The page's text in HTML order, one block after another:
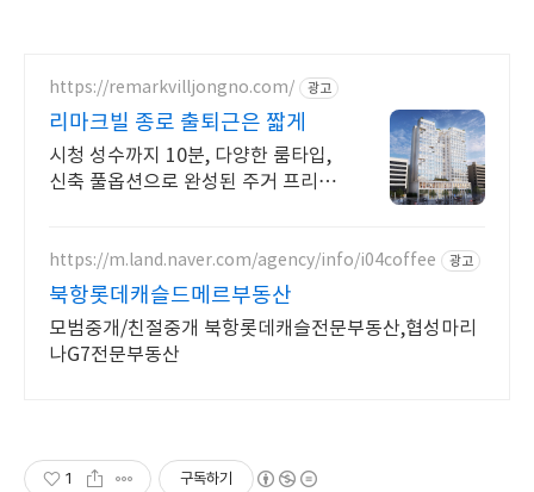
https://remarkvilljongno.com/ 광고
리마크빌 종로 출퇴근은 짧게
시청 성수까지 10분, 다양한 룸타입,
신축 풀옵션으로 완성된 주거 프리미
https://m.land.naver.com/agency/info/i04coffee 광고
북항롯데캐슬드메르부동산
모범중개/친절중개 북항롯데캐슬전문부동산,협성마리
나G7전문부동산
1 구독하기